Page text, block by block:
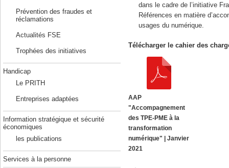
Prévention des fraudes et
réclamations
Actualités FSE
Trophées des initiatives
Handicap
Le PRITH
Entreprises adaptées
Information stratégique et sécurité
économiques
les publications
Services à la personne
dans le cadre de l’initiative
Références en matière
usages du numérique.
Télécharger le cahier des
AAP
"Accompagnement
des TPE-PME à la
transformation
numérique" | Janvier
2021